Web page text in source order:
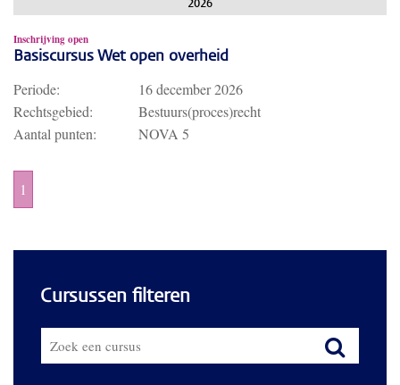
2026
Inschrijving open
Basiscursus Wet open overheid
Periode:
16 december 2026
Rechtsgebied:
Bestuurs(proces)recht
Aantal punten:
NOVA 5
1
Cursussen filteren